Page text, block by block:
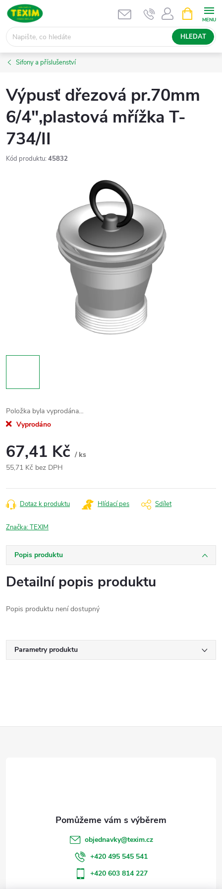
Přejít
obsah
HLEDAT
NÁKUPNÍ
KOŠÍK
Sifony a příslušenství
Výpusť dřezová pr.70mm
6/4",plastová mřížka T-
734/II
Kód produktu: 45832
Položka byla vyprodána…
Vyprodáno
67,41 Kč / ks
55,71 Kč bez DPH
cena:
Dotaz k produktu Hlídací pes Sdílet
Značka:TEXIM
Popis produktu
Detailní popis produktu
Popis produktu není dostupný
Parametry produktu
objednavky@texim.cz
+420 495 545 541
+420 603 814 227